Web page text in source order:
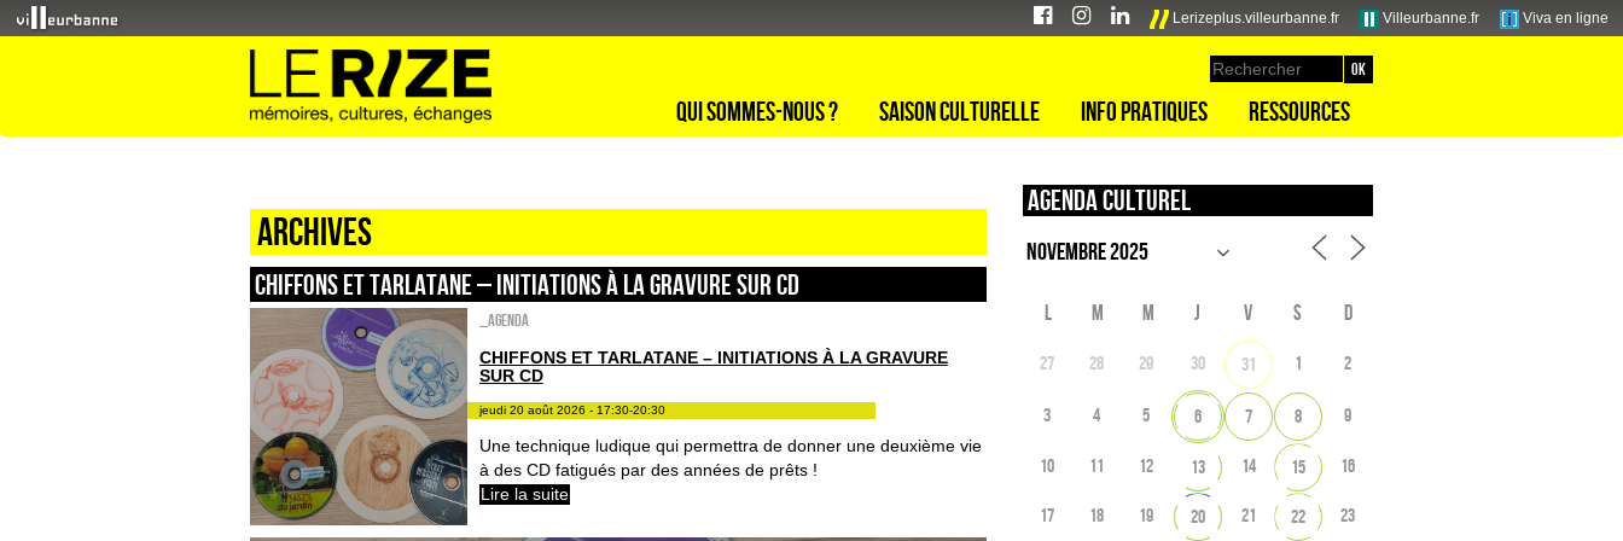
Lerizeplus.villeurbanne.fr Villeurbanne.fr Viva en ligne
Qui sommes-nous ? Saison culturelle Info pratiques Ressources
Archives
CHIFFONS ET TARLATANE – INITIATIONS À LA GRAVURE SUR CD
_Agenda
CHIFFONS ET TARLATANE – INITIATIONS À LA GRAVURE
SUR CD
jeudi 20 août 2026 - 17:30-20:30
Une technique ludique qui permettra de donner une deuxième vie
à des CD fatigués par des années de prêts !
Lire la suite
Agenda culturel
L M M J V S D
27 28 29 30 31 1 2
3 4 5 6 7 8 9
10 11 12 13 14 15 16
17 18 19 20 21 22 23